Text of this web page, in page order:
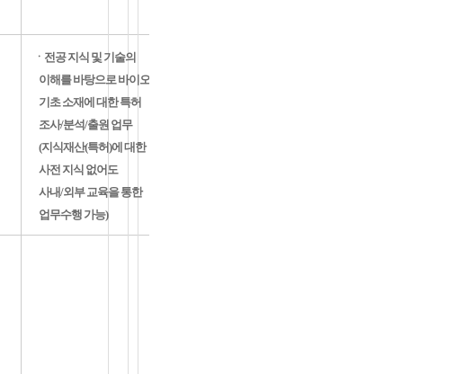
ㆍ전공 지식 및 기술의
이해를 바탕으로 바이오
기초 소재에 대한 특허
조사/분석/출원 업무
(지식재산(특허)에 대한
사전 지식 없어도
사내/외부 교육을 통한
업무수행 가능)